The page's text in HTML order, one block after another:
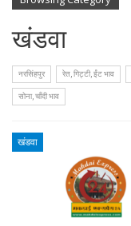
खंडवा
नरसिंहपुर रेत, गिट्टी, ईंट भाव
सोना, चाँदी भाव
खंडवा